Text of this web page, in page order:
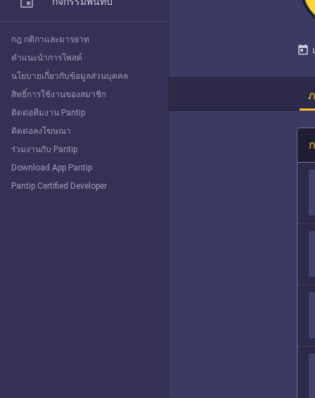
today
Explore
กฎ กติกาและมารยาท
คำแนะนำการโพสต์
นโยบายเกี่ยวกับข้อมูลส่วนบุคคล
สิทธิ์การใช้งานของสมาชิก
ติดต่อทีมงาน Pantip
ติดต่อลงโฆษณา
ร่วมงานกับ Pantip
Download App Pantip
Pantip Certified Developer